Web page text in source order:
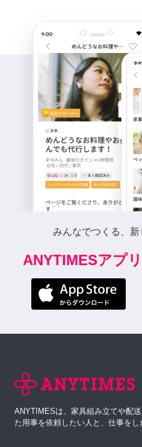
みんなでつくる、新
ANYTIMESアプ
ANYTIMESは、家具組み立てや配
た用事を依頼したい人と、仕事をし